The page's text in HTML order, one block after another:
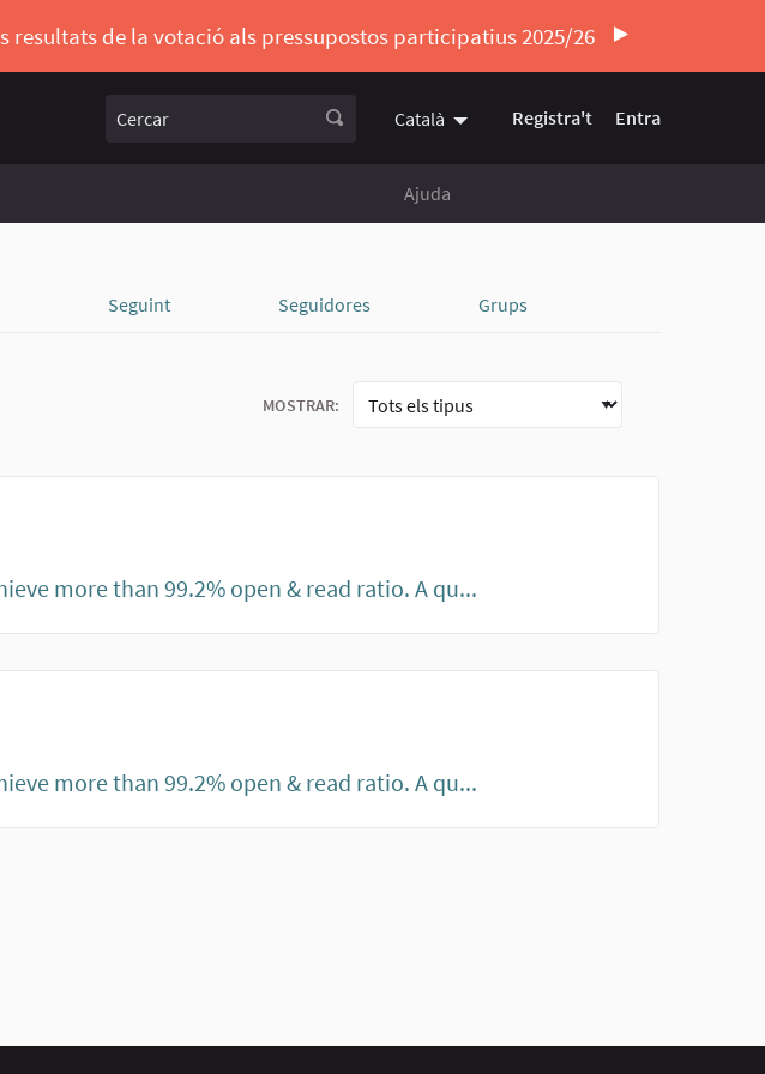
resultats de la votació als pressupostos participatius 2025/26
Català Triar la llengua Elegir el idioma
Registra't Entra
Ajuda
Seguint Seguidores Grups
MOSTRAR:
more than 99.2% open & read ratio. A qu...
more than 99.2% open & read ratio. A qu...